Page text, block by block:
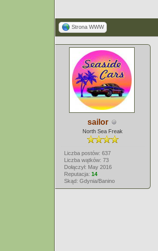
Strona WWW
sailor
North Sea Freak
Liczba postów: 637
Liczba wątków: 73
Dołączył: May 2016
Reputacja: 14
Skąd: Gdynia/Banino